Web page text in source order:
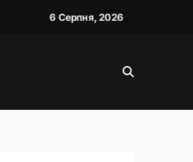
6 Серпня, 2026